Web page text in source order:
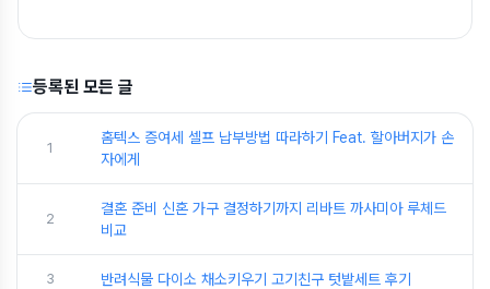
등록된 모든 글
1
홈텍스 증여세 셀프 납부방법 따라하기 Feat. 할아버지가 손
자에게
2
결혼 준비 신혼 가구 결정하기까지 리바트 까사미아 루체드
비교
3 반려식물 다이소 채소키우기 고기친구 텃밭세트 후기